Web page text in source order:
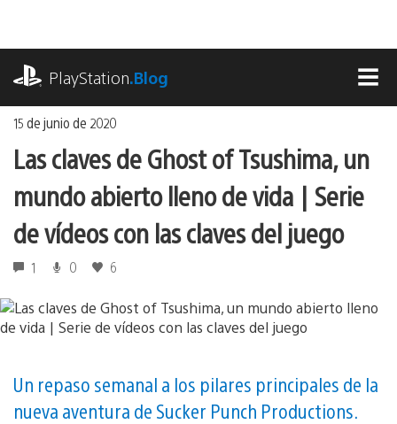
contenido
PlayStation.Blog
15 de junio de 2020
Las claves de Ghost of Tsushima, un
mundo abierto lleno de vida | Serie
de vídeos con las claves del juego
1 0 6
Un repaso semanal a los pilares principales de la
nueva aventura de Sucker Punch Productions.